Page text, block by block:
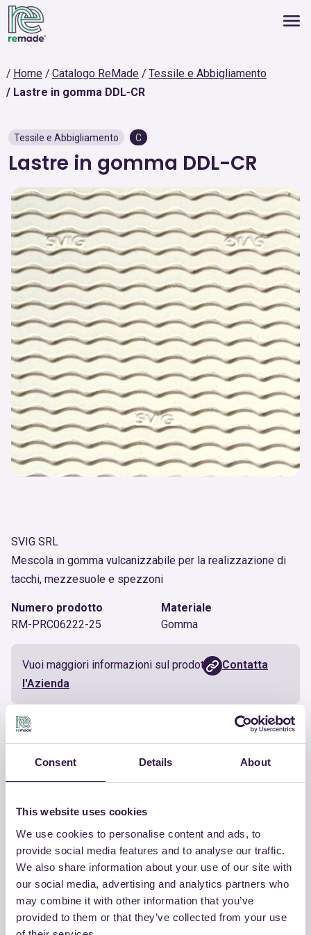
Consent Details About
This website uses cookies
We use cookies to personalise content and ads, to
provide social media features and to analyse our traffic.
We also share information about your use of our site with
our social media, advertising and analytics partners who
may combine it with other information that you’ve
provided to them or that they’ve collected from your use
Home Catalogo ReMade
Tessile e Abbigliamento
Lastre in gomma DDL-CR
Tessile e Abbigliamento C
Lastre in gomma DDL-CR
SVIG SRL
Mescola in gomma vulcanizzabile per la realizzazione di
tacchi, mezzesuole e spezzoni
Numero prodotto
RM-PRC06222-25
Materiale
Gomma
Vuoi maggiori informazioni sul prodotto? Contatta
l'Azienda
ALTRI PRODOTTI
Guarda la lista completa dei prodotti
certificati di SVIG SRL